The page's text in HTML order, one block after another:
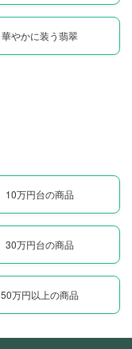
華やかに装う翡翠
10万円台の商品
30万円台の商品
50万円以上の商品